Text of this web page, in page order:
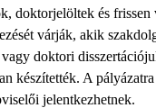
doktorjelöltek és frissen
várják, akik
doktori
készítették. A
jelentkezhetnek.